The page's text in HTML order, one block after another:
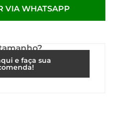
VIA WHATSAPP
e faça sua